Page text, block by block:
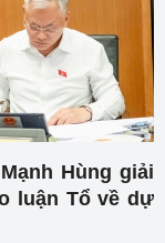
Hùng giải
luận Tổ về dự